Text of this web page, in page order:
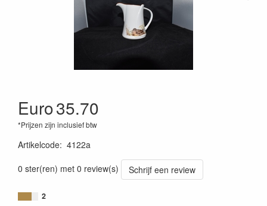
Euro35.70
*Prijzen zijn inclusief btw
Artikelcode: 4122a
0 ster(ren) met 0 review(s)
Schrijf een review
2